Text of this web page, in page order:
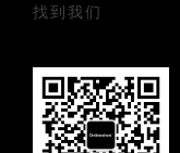
找到我们